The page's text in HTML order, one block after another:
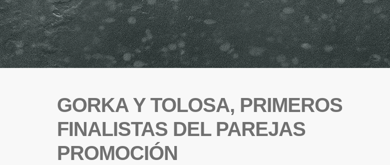
GORKA Y TOLOSA, PRIMEROS
FINALISTAS DEL PAREJAS
PROMOCIÓN